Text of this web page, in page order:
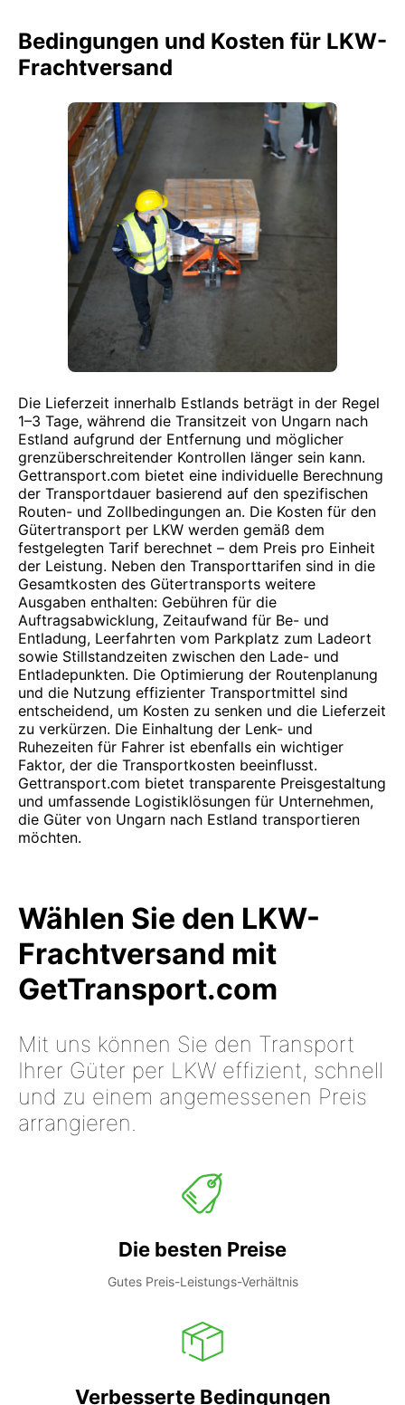
Bedingungen und Kosten für LKW-
Frachtversand
Die Lieferzeit innerhalb Estlands beträgt in der Regel
1–3 Tage, während die Transitzeit von Ungarn nach
Estland aufgrund der Entfernung und möglicher
grenzüberschreitender Kontrollen länger sein kann.
Gettransport.com bietet eine individuelle Berechnung
der Transportdauer basierend auf den spezifischen
Routen- und Zollbedingungen an. Die Kosten für den
Gütertransport per LKW werden gemäß dem
festgelegten Tarif berechnet – dem Preis pro Einheit
der Leistung. Neben den Transporttarifen sind in die
Gesamtkosten des Gütertransports weitere
Ausgaben enthalten: Gebühren für die
Auftragsabwicklung, Zeitaufwand für Be- und
Entladung, Leerfahrten vom Parkplatz zum Ladeort
sowie Stillstandzeiten zwischen den Lade- und
Entladepunkten. Die Optimierung der Routenplanung
und die Nutzung effizienter Transportmittel sind
entscheidend, um Kosten zu senken und die Lieferzeit
zu verkürzen. Die Einhaltung der Lenk- und
Ruhezeiten für Fahrer ist ebenfalls ein wichtiger
Faktor, der die Transportkosten beeinflusst.
Gettransport.com bietet transparente Preisgestaltung
und umfassende Logistiklösungen für Unternehmen,
die Güter von Ungarn nach Estland transportieren
möchten.
Wählen Sie den LKW-
Frachtversand mit
GetTransport.com
Mit uns können Sie den Transport
Ihrer Güter per LKW effizient, schnell
und zu einem angemessenen Preis
arrangieren.
Die besten Preise
Gutes Preis-Leistungs-Verhältnis
Verbesserte Bedingungen